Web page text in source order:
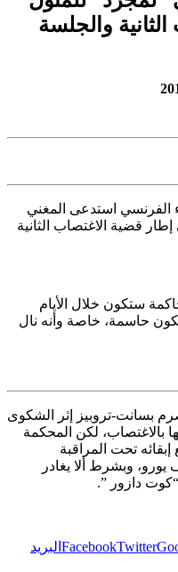
والجلسة
الفرنسي استدعى المغني
قضية الاغتصاب الثانية
ستكون خلال الأيام
حاسمة، خاصة وأنه نال
26 غشت المنصرم بسانت-تروبيز إثر الشكوى
بالاغتصاب، لكن المحكمة
مع إبقائه تحت المراقبة
بعد دفعه كفالة قدرها 75 ألف يورو، وبشرط ألا يغادر
“كوت دازور ”.
FacebookTwitter
البريد